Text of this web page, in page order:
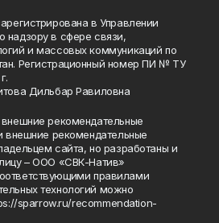
в Управлении
в сфере связи,
и массовых коммуникаций по
Регистрационный номер ПИ № ТУ
Дильбар Равиловна
рекомендательные
внешние рекомендательные
сайта, но разработаны и
– ООО «СВК-Натив»
правилами
технологий можно
sparrow.ru/recommendation-